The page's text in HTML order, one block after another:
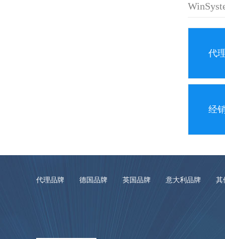
代
经
代理品牌 德国品牌 英国品牌 意大利品牌 其